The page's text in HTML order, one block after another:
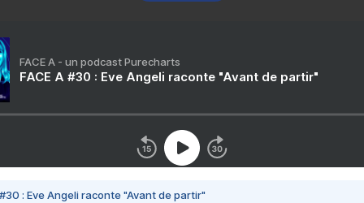
FACE A - un podcast Purecharts
FACE A #30 : Eve Angeli raconte "Avant de partir"
#30 : Eve Angeli raconte "Avant de partir"